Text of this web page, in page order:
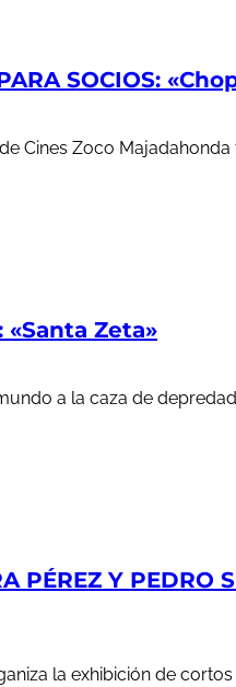
SOCIOS:
Cines Zoco
«Santa Zeta»
a la caza de
PÉREZ Y
la exhibición de